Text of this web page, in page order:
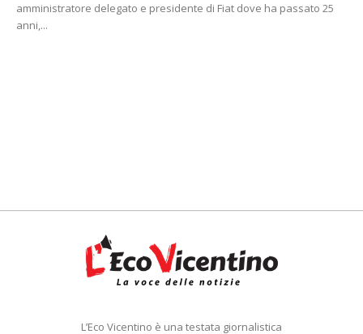
amministratore delegato e presidente di Fiat dove ha passato 25
anni,...
L’Eco Vicentino è una testata giornalistica